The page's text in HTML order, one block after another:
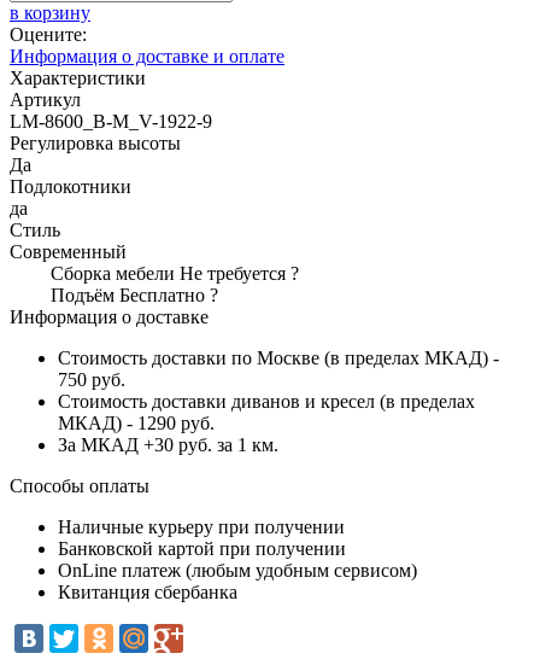
в корзину
Оцените:
Информация о доставке и оплате
Характеристики
Артикул
LM-8600_B-M_V-1922-9
Регулировка высоты
Да
Подлокотники
да
Стиль
Современный
Сборка мебели Не требуется ?
Подъём Бесплатно ?
Информация о доставке
Стоимость доставки по Москве (в пределах МКАД) -
750 руб.
Стоимость доставки диванов и кресел (в пределах
МКАД) - 1290 руб.
За МКАД +30 руб. за 1 км.
Способы оплаты
Наличные курьеру при получении
Банковской картой при получении
OnLine платеж (любым удобным сервисом)
Квитанция сбербанка